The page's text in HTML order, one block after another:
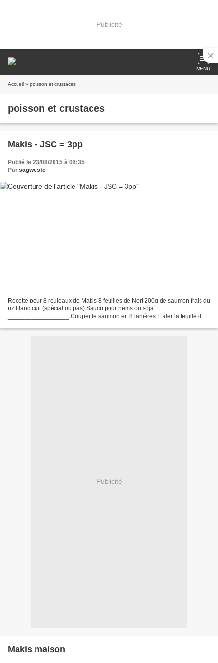
Publicité
MENU
Accueil » poisson et crustaces
poisson et crustaces
Makis - JSC = 3pp
Publié le 23/08/2015 à 08:35
Par sagweste
Recette pour 8 rouleaux de Makis 8 feuilles de Nori 200g de saumon frais du
riz blanc cuit (spécial ou pas) Saucu pour nems ou soja
__________________ Couper le saumon en 8 lanières Etaler la feuille de
Publicité
Makis maison